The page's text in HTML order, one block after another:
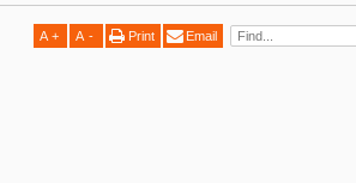
A + A - Print Email